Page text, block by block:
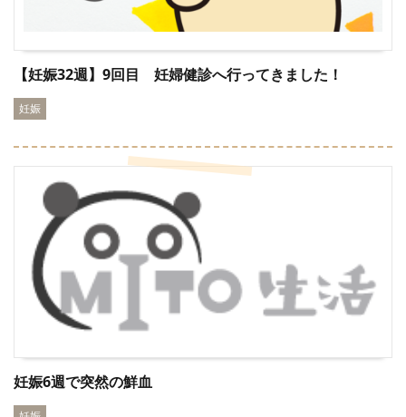
【妊娠32週】9回目 妊婦健診へ行ってきました！
妊娠
妊娠6週で突然の鮮血